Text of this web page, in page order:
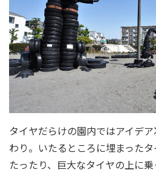
タイヤだらけの園内ではアイデ
わり。いたるところに埋まった
たったり、巨大なタイヤの上に